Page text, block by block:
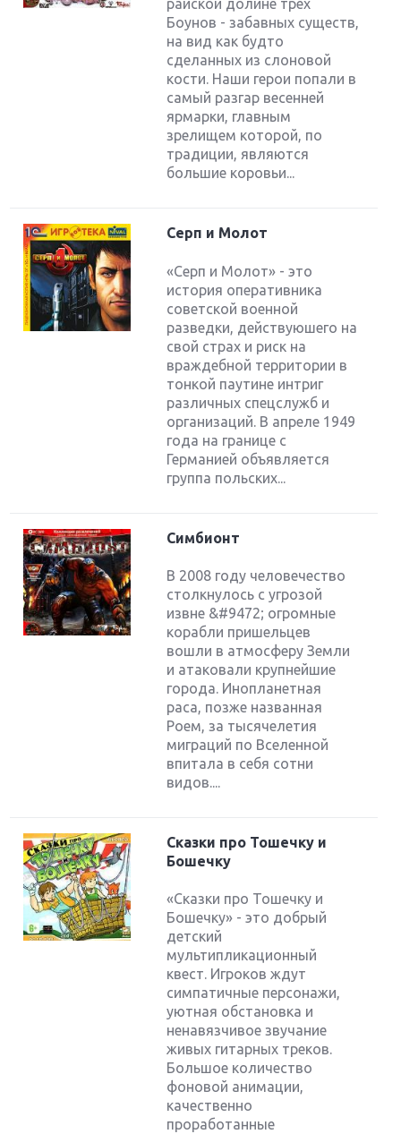
райской долине трех
Боунов - забавных существ,
на вид как будто
сделанных из слоновой
кости. Наши герои попали в
самый разгар весенней
ярмарки, главным
зрелищем которой, по
традиции, являются
большие коровьи...
Серп и Молот
«Серп и Молот» - это
история оперативника
советской военной
разведки, действуюшего на
свой страх и риск на
враждебной территории в
тонкой паутине интриг
различных спецслужб и
организаций. В апреле 1949
года на границе с
Германией объявляется
группа польских...
Симбионт
В 2008 году человечество
столкнулось с угрозой
извне &#9472; огромные
корабли пришельцев
вошли в атмосферу Земли
и атаковали крупнейшие
города. Инопланетная
раса, позже названная
Роем, за тысячелетия
миграций по Вселенной
впитала в себя сотни
видов....
Сказки про Тошечку и
Бошечку
«Сказки про Тошечку и
Бошечку» - это добрый
детский
мультипликационный
квест. Игроков ждут
симпатичные персонажи,
уютная обстановка и
ненавязчивое звучание
живых гитарных треков.
Большое количество
фоновой анимации,
качественно
проработанные